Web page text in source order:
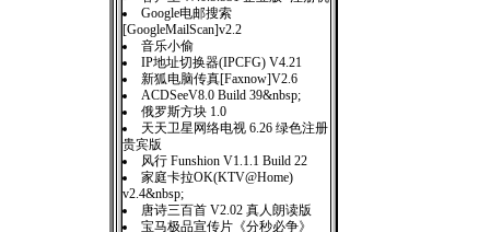
Google电邮搜索
[GoogleMailScan]v2.2
音乐小偷
IP地址切换器(IPCFG) V4.21
新狐电脑传真[Faxnow]V2.6
ACDSeeV8.0 Build 39&nbsp;
俄罗斯方块 1.0
天天卫星网络电视 6.26 绿色注册
贵宾版
风行 Funshion V1.1.1 Build 22
家庭卡拉OK(KTV@Home)
v2.4&nbsp;
唐诗三百首 V2.02 真人朗读版
宝马极品宣传片《分秒必争》